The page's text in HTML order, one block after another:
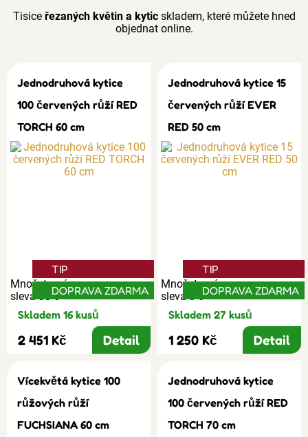
Tisice řezaných květin a kyticskladem, které můžete hned
objednat online.
Jednodruhová kytice
100 červených růží RED
TORCH 60 cm
Množstevní
sleva 30%
TIP
DOPRAVA ZDARMA
Skladem 16 kusů
2 451 Kč Detail
Jednodruhová kytice 15
červených růží EVER
RED 50 cm
Množstevní
sleva 3%
TIP
DOPRAVA ZDARMA
Skladem 27 kusů
1 250 Kč Detail
Vícekvětá kytice 100
růžových růží
FUCHSIANA 60 cm
Jednodruhová kytice
100 červených růží RED
TORCH 70 cm